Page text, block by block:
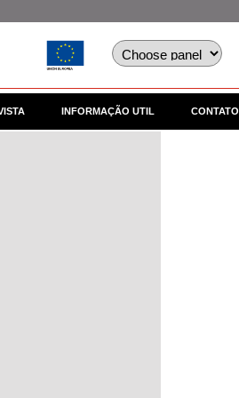
INFORMAÇÃO UTIL CONTATO